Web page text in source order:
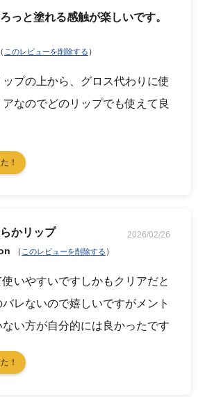
っと塗れる感触が楽しいです。
（ このレビューを削除する ）
プの上から、グロス代わりに使
なのでどのリップでも使えて良
！
かリップ 2026/02/26
（ このレビューを削除する ）
いやすいですしかもクリアだと
レないので嬉しいですがメント
い方が自分的には良かったです
！